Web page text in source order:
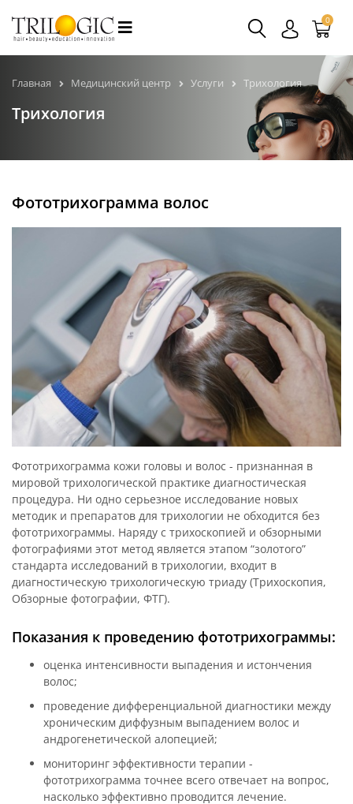
0
Главная Медицинский центр Услуги Трихология
Трихология
Фототрихограмма волос
Фототрихограмма кожи головы и волос - признанная в
мировой трихологической практике диагностическая
процедура. Ни одно серьезное исследование новых
методик и препаратов для трихологии не обходится без
фототрихограммы. Наряду с трихоскопией и обзорными
фотографиями этот метод является этапом “золотого”
стандарта исследований в трихологии, входит в
диагностическую трихологическую триаду (Трихоскопия,
Обзорные фотографии, ФТГ).
Показания к проведению фототрихограммы:
оценка интенсивности выпадения и истончения
волос;
проведение дифференциальной диагностики между
хроническим диффузным выпадением волос и
андрогенетической алопецией;
мониторинг эффективности терапии -
фототрихограмма точнее всего отвечает на вопрос,
насколько эффективно проводится лечение.